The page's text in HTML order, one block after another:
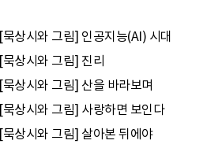
[묵상시와 그림] 인공지능(AI) 시대
[묵상시와 그림] 진리
[묵상시와 그림] 산을 바라보며
[묵상시와 그림] 사랑하면 보인다
[묵상시와 그림] 살아본 뒤에야